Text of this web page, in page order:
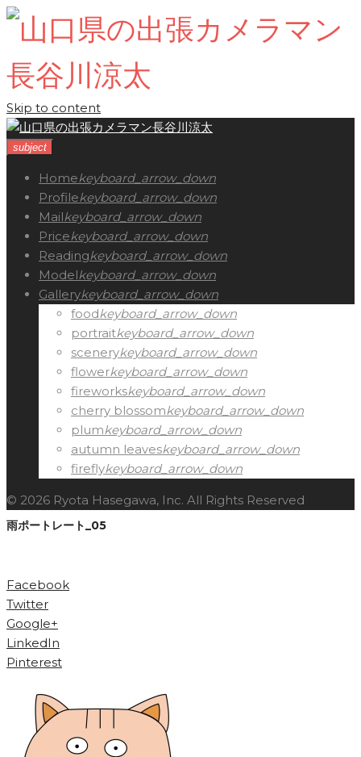
Skip to content
subject
Homekeyboard_arrow_down
Profilekeyboard_arrow_down
Mailkeyboard_arrow_down
Pricekeyboard_arrow_down
Readingkeyboard_arrow_down
Modelkeyboard_arrow_down
Gallerykeyboard_arrow_down
foodkeyboard_arrow_down
portraitkeyboard_arrow_down
scenerykeyboard_arrow_down
flowerkeyboard_arrow_down
fireworkskeyboard_arrow_down
cherry blossomkeyboard_arrow_down
plumkeyboard_arrow_down
autumn leaveskeyboard_arrow_down
fireflykeyboard_arrow_down
© 2026 Ryota Hasegawa, Inc. All Rights Reserved
雨ポートレート_05
Facebook
Twitter
Google+
LinkedIn
Pinterest